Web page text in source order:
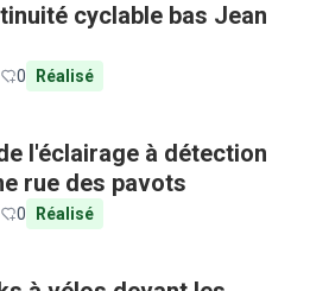
cyclable bas Jean
0 Réalisé
l'éclairage à détection
rue des pavots
0 Réalisé